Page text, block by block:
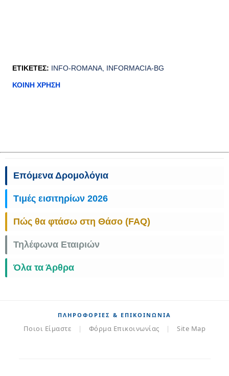
ΕΤΙΚΈΤΕΣ: INFO-ROMANA INFORMACIA-BG
ΚΟΙΝΉ ΧΡΉΣΗ
Επόμενα Δρομολόγια
Τιμές εισιτηρίων 2026
Πώς θα φτάσω στη Θάσο (FAQ)
Τηλέφωνα Εταιριών
Όλα τα Άρθρα
ΠΛΗΡΟΦΟΡΊΕΣ & ΕΠΙΚΟΙΝΩΝΊΑ
Ποιοι Είμαστε | Φόρμα Επικοινωνίας | Site Map